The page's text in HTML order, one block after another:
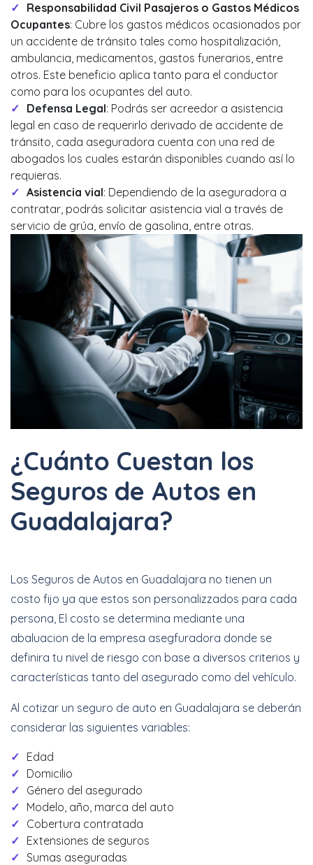
Responsabilidad Civil Pasajeros o Gastos Médicos
Ocupantes: Cubre los gastos médicos ocasionados por
un accidente de tránsito tales como hospitalización,
ambulancia, medicamentos, gastos funerarios, entre
otros. Este beneficio aplica tanto para el conductor
como para los ocupantes del auto.
Defensa Legal: Podrás ser acreedor a asistencia
legal en caso de requerirlo derivado de accidente de
tránsito, cada aseguradora cuenta con una red de
abogados los cuales estarán disponibles cuando así lo
requieras.
Asistencia vial: Dependiendo de la aseguradora a
contratar, podrás solicitar asistencia vial a través de
servicio de grúa, envío de gasolina, entre otras.
¿Cuánto Cuestan los
Seguros de Autos en
Guadalajara?
Los Seguros de Autos en Guadalajara no tienen un
costo fijo ya que estos son personalizzados para cada
persona, El costo se determina mediante una
abaluacion de la empresa asegfuradora donde se
definira tu nivel de riesgo con base a diversos criterios y
características tanto del asegurado como del vehículo.
Al cotizar un seguro de auto en Guadalajara se deberán
considerar las siguientes variables:
Edad
Domicilio
Género del asegurado
Modelo, año, marca del auto
Cobertura contratada
Extensiones de seguros
Sumas aseguradas